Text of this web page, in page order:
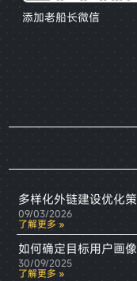
添加老船长微信
多样化外链建设优化
09/03/2026
了解更多 »
如何确定目标用户画
30/09/2025
了解更多 »